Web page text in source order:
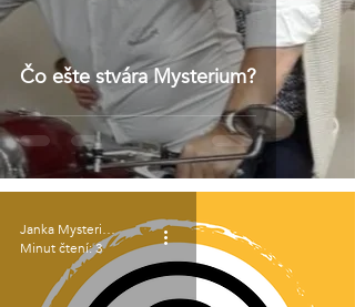
Čo ešte stvára Mysterium?
Janka Mysterium
Minut čtení: 3